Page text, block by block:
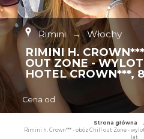
Rimini → Włochy
RIMINI H.
OUT ZONE -
HOTEL CROWN***,
Cena od
Strona główna
Rimini h. Crown*** - obóz Chill out Zone -
lat